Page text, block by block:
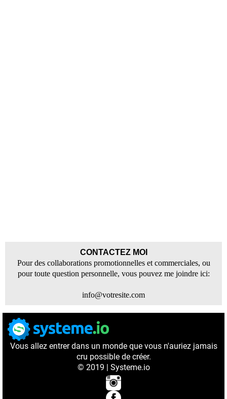
CONTACTEZ MOI
Pour des collaborations promotionnelles et commerciales, ou
pour toute question personnelle, vous pouvez me joindre ici:
info@votresite.com
Vous allez entrer dans un monde que vous n'auriez jamais
cru possible de créer.
© 2019 | Systeme.io